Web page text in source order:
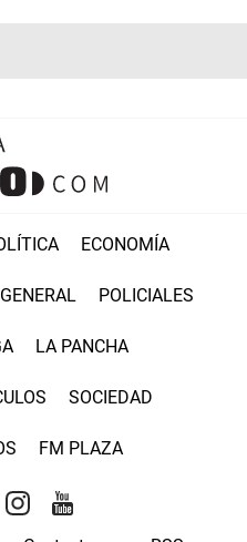
ECONOMÍA
POLICIALES
LA PANCHA
SOCIEDAD
FM PLAZA